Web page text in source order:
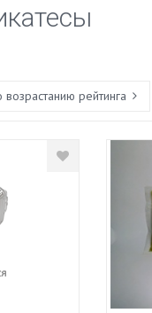
возрастанию рейтинга